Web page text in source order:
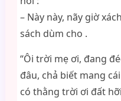
– Này này, nãy giờ
sách dùm cho .
“Ôi trời mẹ ơi, đang
đâu, chả biết mang
có thằng trời ơi đất